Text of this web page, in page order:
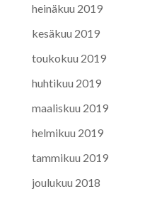
heinäkuu 2019
kesäkuu 2019
toukokuu 2019
huhtikuu 2019
maaliskuu 2019
helmikuu 2019
tammikuu 2019
joulukuu 2018